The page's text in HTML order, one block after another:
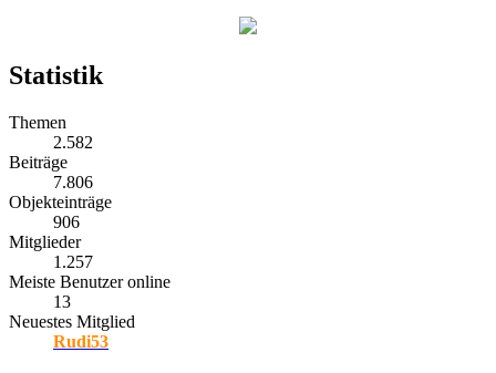
Statistik
Themen
2.582
Beiträge
7.806
Objekteinträge
906
Mitglieder
1.257
Meiste Benutzer online
13
Neuestes Mitglied
Rudi53